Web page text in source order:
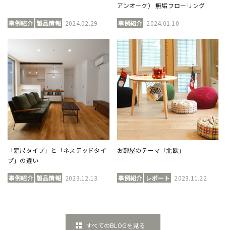
事例紹介 製品情報 2024.02.29
アンオーク） 無垢フローリング
事例紹介 2024.01.10
「定尺タイプ」と「ネステッドタイ
プ」の違い
事例紹介 製品情報 2023.12.13
お部屋のテーマ「北欧」
事例紹介 レポート 2023.11.22
すべてのBLOGを見る